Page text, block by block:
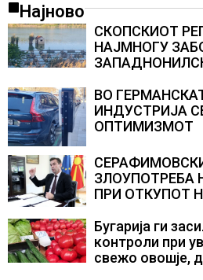
Најново
СКОПСКИОТ
НАЈМНОГУ
Клековски
ВО
ИНДУСТРИЈА
ОПТИМИЗМОТ
ЗЛОУПОТРЕБА
ПРИ ОТКУПОТ
Бугарија ги
контроли при
свежо овошје,